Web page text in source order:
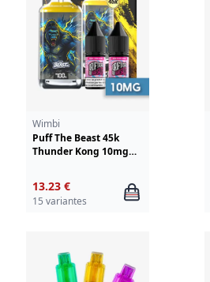
Wimbi
Puff The Beast 45k
Thunder Kong 10mg
13.23 €
15 variantes